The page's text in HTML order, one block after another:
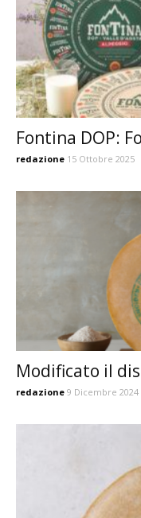
Fontina DOP:
redazione 15 Ottobre 2025
Modificato il
redazione 9 Dicembre 2024